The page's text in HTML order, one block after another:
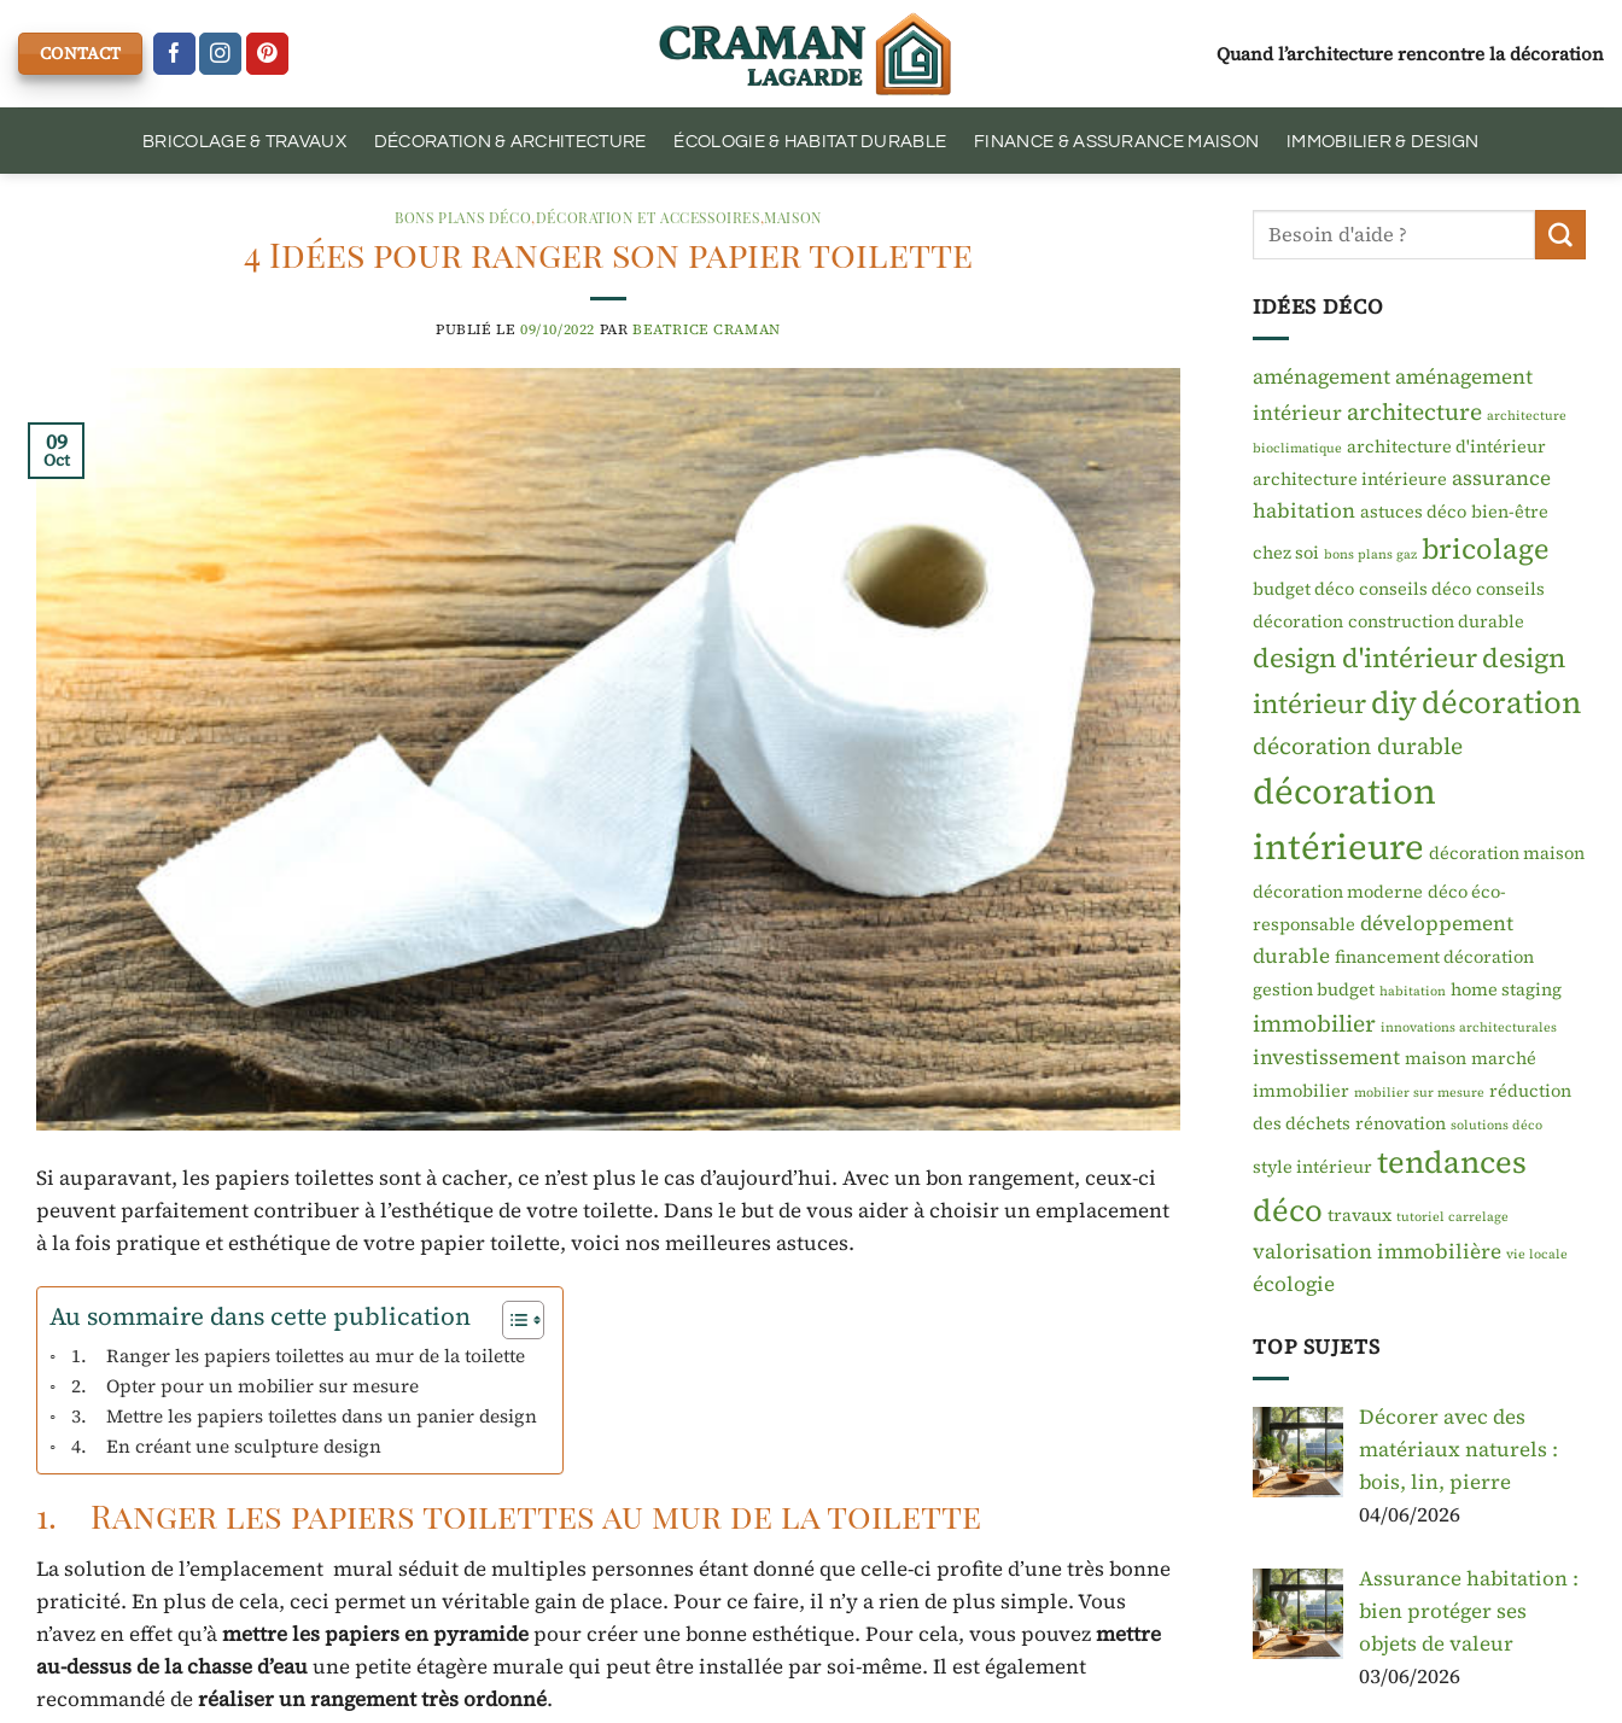
au
contenu
CONTACT Quand l’architecture rencontre la décoration
BRICOLAGE & TRAVAUX DÉCORATION & ARCHITECTURE ÉCOLOGIE & HABITAT DURABLE FINANCE & ASSURANCE MAISON IMMOBILIER & DESIGN
BONS PLANS DÉCO,DÉCORATION ET ACCESSOIRES,MAISON
4 Idées pour ranger son papier toilette
PUBLIÉ LE09/10/2022 PAR BEATRICE CRAMAN
09
Oct
Si auparavant, les papiers toilettes sont à cacher, ce n’est plus le cas d’aujourd’hui. Avec un bon rangement, ceux-ci
peuvent parfaitement contribuer à l’esthétique de votre toilette. Dans le but de vous aider à choisir un emplacement
à la fois pratique et esthétique de votre papier toilette, voici nos meilleures astuces.
Au sommaire dans cette publication
1. Ranger les papiers toilettes au mur de la toilette
2. Opter pour un mobilier sur mesure
3. Mettre les papiers toilettes dans un panier design
4. En créant une sculpture design
1. Ranger les papiers toilettes au mur de la toilette
La solution de l’emplacement mural séduit de multiples personnes étant donné que celle-ci profite d’une très bonne
praticité. En plus de cela, ceci permet un véritable gain de place. Pour ce faire, il n’y a rien de plus simple. Vous
n’avez en effet qu’àmettre les papiers en pyramidepour créer une bonne esthétique. Pour cela, vous pouvezmettre
au-dessus de la chasse d’eauune petite étagère murale qui peut être installée par soi-même. Il est également
recommandé deréaliser un rangement très ordonné.
IDÉES DÉCO
aménagementaménagement
intérieur architecture architecture
bioclimatique architecture d'intérieur
architecture intérieure assurance
habitation astuces déco bien-être
chez soi bons plans gaz bricolage
budget déco conseils déco conseils
décoration construction durable
design d'intérieurdesign
intérieurdiydécoration
décoration durable
décoration
intérieure décoration maison
décoration moderne déco éco-
responsable développement
durable financement décoration
gestion budget habitation home staging
immobilier innovations architecturales
investissement maison marché
immobilier mobilier sur mesure réduction
des déchets rénovation solutions déco
style intérieur tendances
déco travaux tutoriel carrelage
valorisation immobilière vie locale
écologie
TOP SUJETS
Décorer avec des
matériaux naturels :
bois, lin, pierre
04/06/2026
Assurance habitation :
bien protéger ses
objets de valeur
03/06/2026